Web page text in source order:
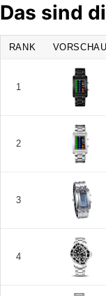
Das sind
RANK VORSCHAU
1
2
3
4